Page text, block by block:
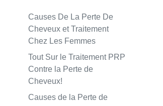
Causes De La Perte De
Cheveux et Traitement
Chez Les Femmes
Tout Sur le Traitement PRP
Contre la Perte de
Cheveux!
Causes de la Perte de